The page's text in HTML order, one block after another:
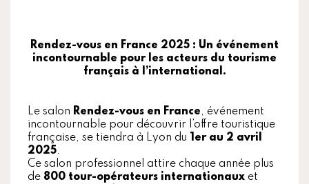
Rendez-vous en France 2025 : Un événement
incontournable pour les acteurs du tourisme
français à l’international.
Le salon Rendez-vous en France, événement
incontournable pour découvrir l’offre touristique
française, se tiendra à Lyon du
1er au 2 avril
2025.
Ce salon professionnel attire chaque année plus
de 800 tour-opérateurs internationaux et